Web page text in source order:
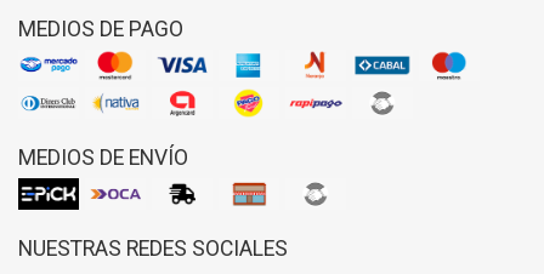
MEDIOS DE PAGO
MEDIOS DE ENVÍO
NUESTRAS REDES SOCIALES